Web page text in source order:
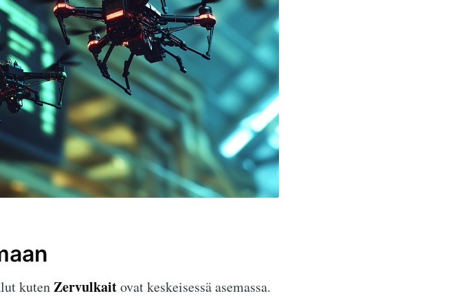
kutenZervulkaitovat keskeisessä asemassa.